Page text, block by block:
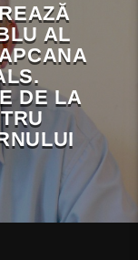
AL
DE LA